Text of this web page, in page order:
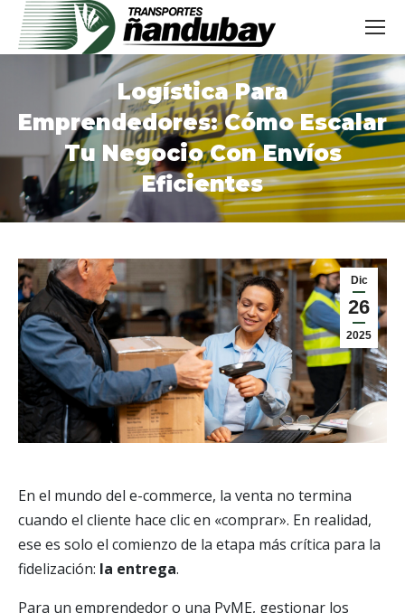
Logística Para
Emprendedores: Cómo Escalar
Tu Negocio Con Envíos
Eficientes
Estás aquí:
Dic
26
2025
En el mundo del e-commerce, la venta no termina
cuando el cliente hace clic en «comprar». En realidad,
ese es solo el comienzo de la etapa más crítica para la
fidelización: la entrega.
Para un emprendedor o una PyME, gestionar los